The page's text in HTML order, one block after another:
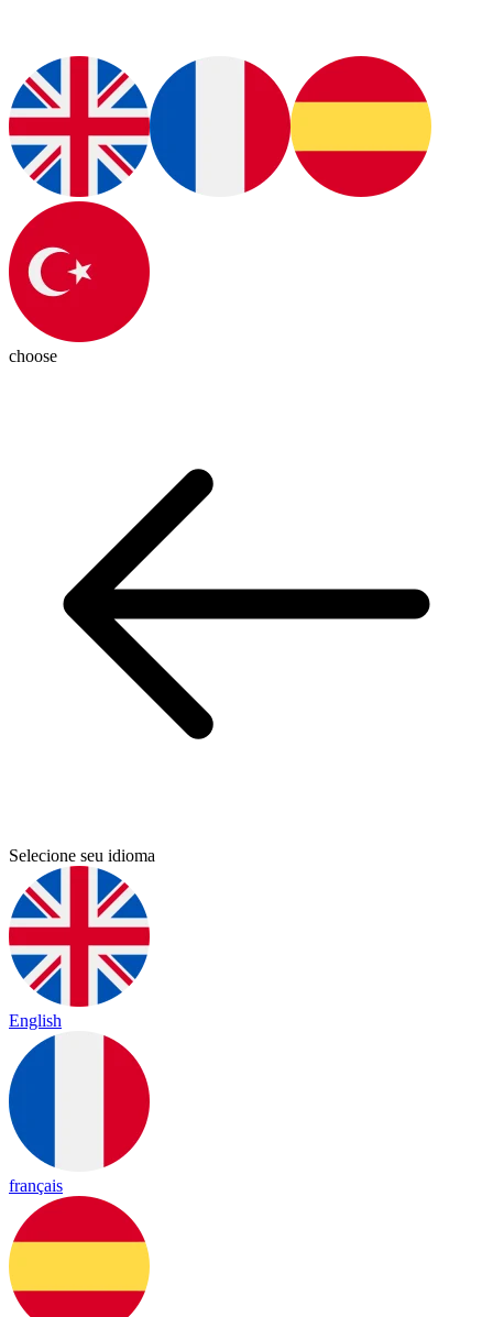
choose
Selecione seu idioma
English
français